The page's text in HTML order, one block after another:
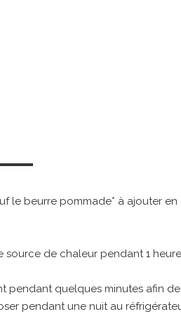
le beurre pommade* à ajouter
source de chaleur pendant 1
pendant quelques minutes afin
pendant une nuit au